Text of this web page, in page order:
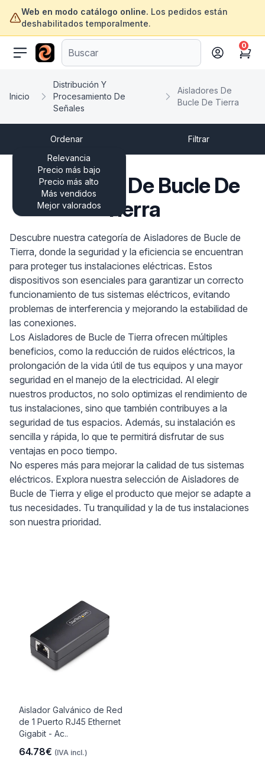
Web en modo catálogo online. Los pedidos están
deshabilitados temporalmente.
ofertasinformatica.com
Cart
0
Inicio
Distribución Y
Procesamiento De
Señales
Aisladores De
Bucle De Tierra
Ordenar
Relevancia
Precio más bajo
Precio más alto
Más vendidos
Mejor valorados
Filtrar
Aisladores De Bucle De
Tierra
Descubre nuestra categoría de Aisladores de Bucle de
Tierra, donde la seguridad y la eficiencia se encuentran
para proteger tus instalaciones eléctricas. Estos
dispositivos son esenciales para garantizar un correcto
funcionamiento de tus sistemas eléctricos, evitando
problemas de interferencia y mejorando la estabilidad de
las conexiones.
Los Aisladores de Bucle de Tierra ofrecen múltiples
beneficios, como la reducción de ruidos eléctricos, la
prolongación de la vida útil de tus equipos y una mayor
seguridad en el manejo de la electricidad. Al elegir
nuestros productos, no solo optimizas el rendimiento de
tus instalaciones, sino que también contribuyes a la
seguridad de tus espacios. Además, su instalación es
sencilla y rápida, lo que te permitirá disfrutar de sus
ventajas en poco tiempo.
No esperes más para mejorar la calidad de tus sistemas
eléctricos. Explora nuestra selección de Aisladores de
Bucle de Tierra y elige el producto que mejor se adapte a
tus necesidades. Tu tranquilidad y la de tus instalaciones
son nuestra prioridad.
Aislador Galvánico de Red
de 1 Puerto RJ45 Ethernet
Gigabit - Ac..
64.78€ (IVA incl.)